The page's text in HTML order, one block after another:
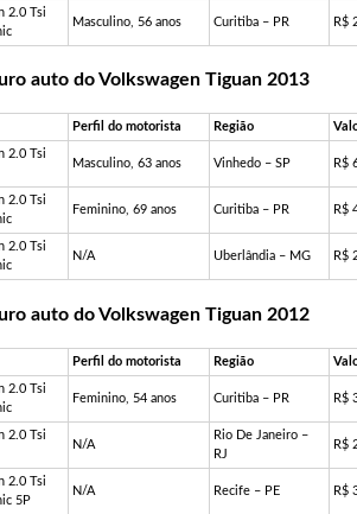
2.0 Tsi
Masculino, 56 anos Curitiba – PR R$
auto do Volkswagen Tiguan 2013
Perfil do motorista Região
2.0 Tsi
Masculino, 63 anos Vinhedo – SP R$
2.0 Tsi
Feminino, 69 anos Curitiba – PR R$
2.0 Tsi
N/A Uberlândia – MG R$
auto do Volkswagen Tiguan 2012
Perfil do motorista Região
2.0 Tsi
Feminino, 54 anos Curitiba – PR R$
2.0 Tsi
N/A
Rio De Janeiro –
RJ
R$
2.0 Tsi
5P
N/A Recife – PE R$